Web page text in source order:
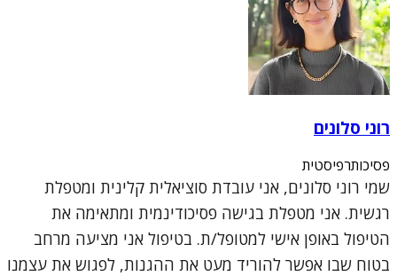
רוני סלונים
פסיכותרפיסטית
שמי רוני סלונים, אני עובדת סוציאלית קלינית ומטפלת
רגשית. אני מטפלת בגישה פסיכודינמית ומתאימה את
הטיפול באופן אישי למטופל/ת. בטיפול אני מציעה מרחב
בטוח שבו אפשר להוריד מעט את ההגנות, לפגוש את עצמנו